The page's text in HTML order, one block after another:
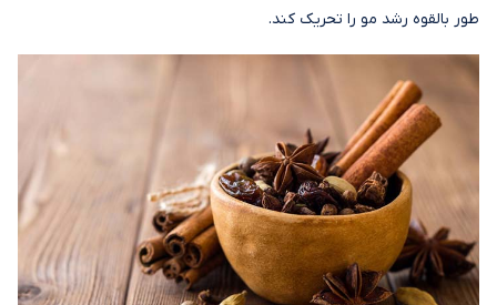
طور بالقوه رشد مو را تحریک کند.